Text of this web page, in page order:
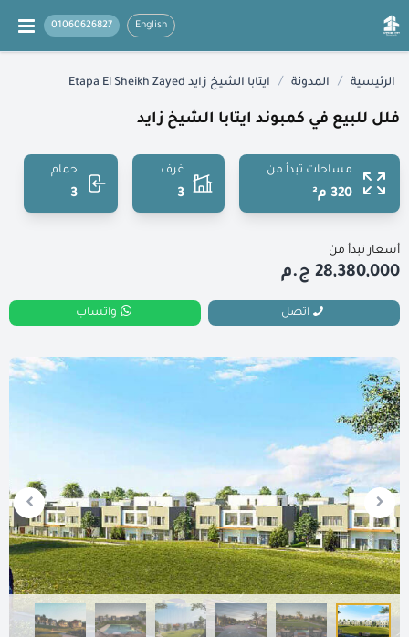
English
01060626827
الرئيسية / المدونة / ايتابا الشيخ زايد Etapa El Sheikh Zayed
فلل للبيع في كمبوند ايتابا الشيخ زايد
مساحات تبدأ من
320 م²
غرف
3
حمام
3
أسعار تبدأ من
28,380,000 ج.م
اتصل واتساب